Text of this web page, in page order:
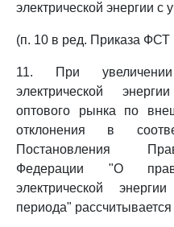
электрической энергии с
(п. 10 в ред. Приказа
11. При
электрической
оптового рынка по
отклонения в
Постановления
Федерации "О
электрической
периода"